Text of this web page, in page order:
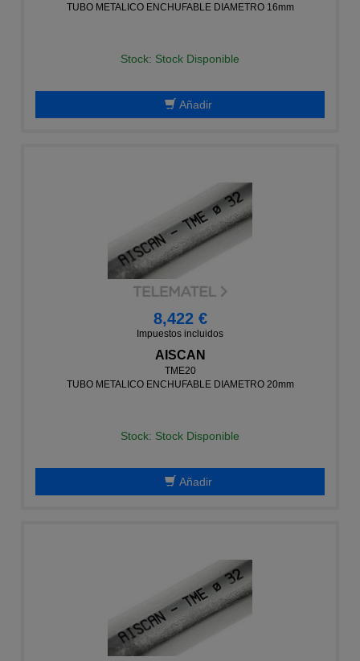
TUBO METALICO ENCHUFABLE DIAMETRO 16mm
Stock: Stock Disponible
Añadir
8,422 €
Impuestos incluidos
AISCAN
TME20
TUBO METALICO ENCHUFABLE DIAMETRO 20mm
Stock: Stock Disponible
Añadir